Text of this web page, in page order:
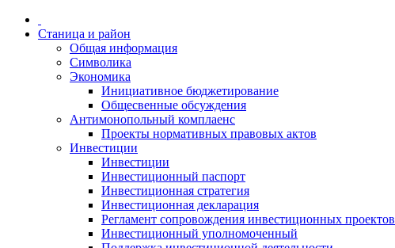
Станица и район
Общая информация
Символика
Экономика
Инициативное бюджетирование
Общесвенные обсуждения
Антимонопольный комплаенс
Проекты нормативных правовых актов
Инвестиции
Инвестиции
Инвестиционный паспорт
Инвестиционная стратегия
Инвестиционная декларация
Регламент сопровождения инвестиционных проектов
Инвестиционный уполномоченный